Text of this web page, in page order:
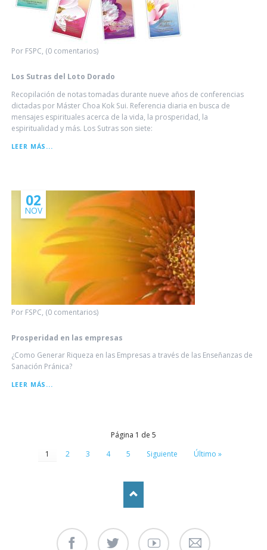
Por FSPC, (0 comentarios)
Los Sutras del Loto Dorado
Recopilación de notas tomadas durante nueve años de conferencias
dictadas por Máster Choa Kok Sui. Referencia diaria en busca de
mensajes espirituales acerca de la vida, la prosperidad, la
espiritualidad y más. Los Sutras son siete:
LEER MÁS...
Por FSPC, (0 comentarios)
02
NOV
Prosperidad en las empresas
¿Como Generar Riqueza en las Empresas a través de las Enseñanzas de
Sanación Pránica?
LEER MÁS...
Página 1 de 5
1
2 3 4 5 Siguiente Último »